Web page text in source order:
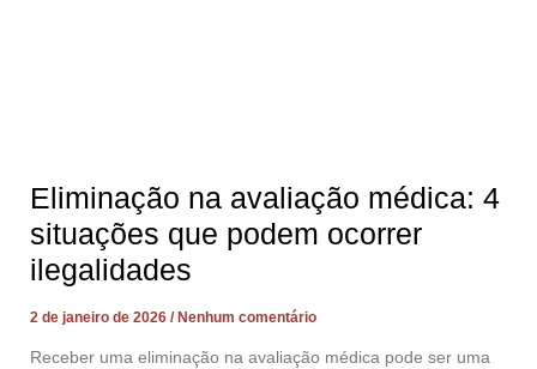
Eliminação na avaliação médica: 4
situações que podem ocorrer
ilegalidades
2 de janeiro de 2026 Nenhum comentário
Receber uma eliminação na avaliação médica pode ser uma